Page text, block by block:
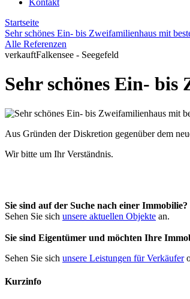
Kontakt
Startseite
Sehr schönes Ein- bis Zweifamilienhaus mit
Alle Referenzen
verkauftFalkensee - Seegefeld
Sehr schönes Ein-
Aus Gründen der Diskretion gegenüber dem
Wir bitte um Ihr Verständnis.
Sie sind auf der Suche nach einer Immobilie?
Sehen Sie sich unsere aktuellen Objekte an.
Sie sind Eigentümer und möchten Ihre
Sehen Sie sich unsere Leistungen für Verkäufer
Kurzinfo